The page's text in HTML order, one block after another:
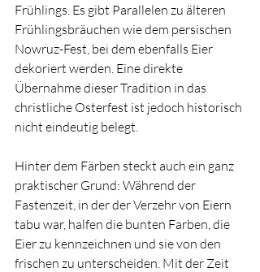
Frühlings. Es gibt Parallelen zu älteren
Frühlingsbräuchen wie dem persischen
Nowruz-Fest, bei dem ebenfalls Eier
dekoriert werden. Eine direkte
Übernahme dieser Tradition in das
christliche Osterfest ist jedoch historisch
nicht eindeutig belegt.
Hinter dem Färben steckt auch ein ganz
praktischer Grund: Während der
Fastenzeit, in der der Verzehr von Eiern
tabu war, halfen die bunten Farben, die
Eier zu kennzeichnen und sie von den
frischen zu unterscheiden. Mit der Zeit